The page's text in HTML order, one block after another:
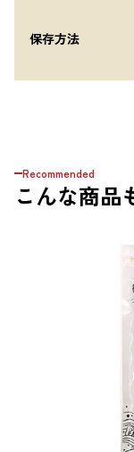
保存方法
Recommended
こんな商品